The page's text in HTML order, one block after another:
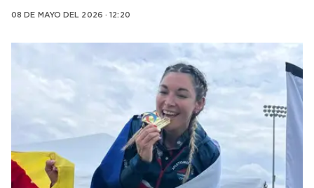
08 DE MAYO DEL 2026 · 12:20